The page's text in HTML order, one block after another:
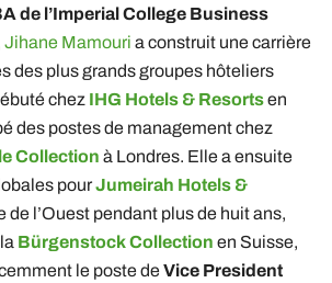
de l’Imperial College Business
Jihane Mamouri a construit une carrière
des plus grands groupes hôteliers
chez IHG Hotels & Resortsen
des postes de management chez
Collection à Londres. Elle a ensuite
pourJumeirah Hotels &
de l’Ouest pendant plus de huit ans,
Bürgenstock Collection en Suisse,
le poste deVice President